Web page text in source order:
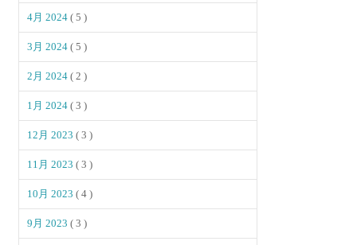
4月 2024( 5 )
3月 2024( 5 )
2月 2024( 2 )
1月 2024( 3 )
12月 2023( 3 )
11月 2023( 3 )
10月 2023( 4 )
9月 2023( 3 )